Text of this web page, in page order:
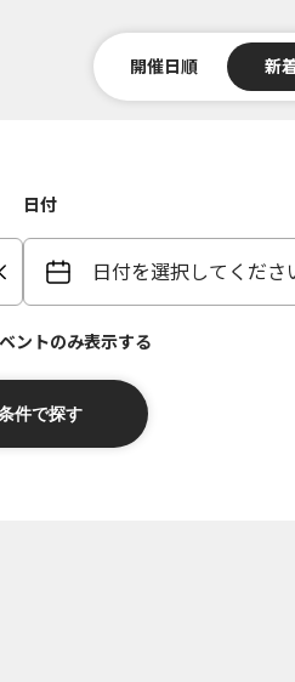
開催日順 新
日付
日付を選択してくださ
ントのみ表示する